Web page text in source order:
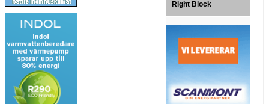
Right Block